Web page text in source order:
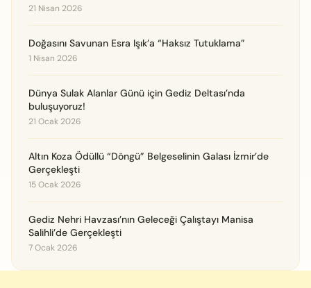
21 Nisan 2026
Doğasını Savunan Esra Işık’a “Haksız Tutuklama”
1 Nisan 2026
Dünya Sulak Alanlar Günü için Gediz Deltası’nda
buluşuyoruz!
21 Ocak 2026
Altın Koza Ödüllü “Döngü” Belgeselinin Galası İzmir’de
Gerçekleşti
15 Ocak 2026
Gediz Nehri Havzası’nın Geleceği Çalıştayı Manisa
Salihli’de Gerçekleşti
7 Ocak 2026